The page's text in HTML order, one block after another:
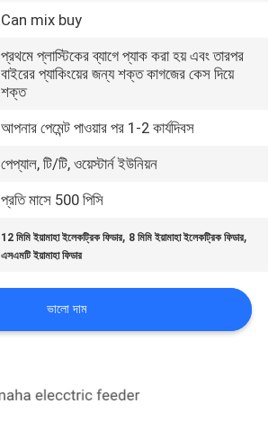
Can mix buy
প্রথমে প্লাস্টিকের ব্যাগে প্যাক করা হয় এবং তারপর
বাইরের প্যাকিংয়ের জন্য শক্ত কাগজের কেস দিয়ে
শক্ত
আপনার পেমেন্ট পাওয়ার পর 1-2 কার্যদিবস
পেপ্যাল, টি/টি, ওয়েস্টার্ন ইউনিয়ন
প্রতি মাসে 500 পিসি
12 মিমি ইয়ামাহা ইলেকট্রিক ফিডার, 8 মিমি ইয়ামাহা ইলেকট্রিক ফিডার,
এসএমটি ইয়ামাহা ফিডার
ভালো দাম